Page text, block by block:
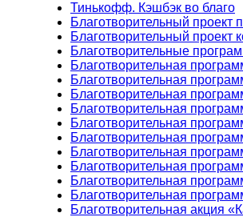
Тинькофф. Кэшбэк во благо
Благотворительный проект
Благотворительный проект
Благотворительные
Благотворительная
Благотворительная
Благотворительная
Благотворительная
Благотворительная
Благотворительная
Благотворительная
Благотворительная
Благотворительная
Благотворительная
Благотворительная акция